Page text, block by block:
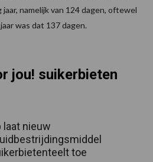
namelijk van 124 dagen, oftewel
was dat 137 dagen.
jou! suikerbieten
laat nieuw
toe